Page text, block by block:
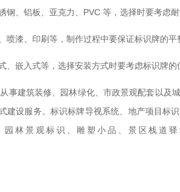
钢、铝板、亚克力、PVC 等，选择时要考虑
喷漆、印刷等，制作过程中要保证标识牌的平
、嵌入式等，选择安装方式时要考虑标识牌的
事建筑装修、园林绿化、市政景观配套以及
建设服务。标识标牌导视系统、 地产项目标
园林景观标识 、 雕塑小品、景区栈道